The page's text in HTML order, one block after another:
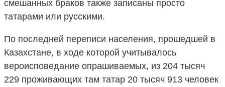
смешанных браков также записаны просто
татарами или русскими.
По последней переписи населения, прошедшей в
Казахстане, в ходе которой учитывалось
вероисповедание опрашиваемых, из 204 тысяч
229 проживающих там татар 20 тысяч 913 человек